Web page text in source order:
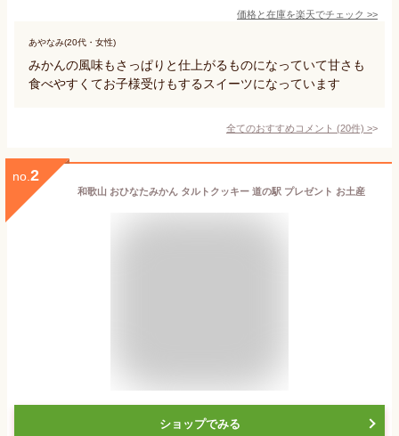
価格と在庫を楽天でチェック >>
あやなみ(20代・女性)
みかんの風味もさっぱりと仕上がるものになっていて甘さも
食べやすくてお子様受けもするスイーツになっています
全てのおすすめコメント (20件) >
no. 2
和歌山 おひなたみかん タルトクッキー 道の駅 プレゼント お土産
ショップでみる